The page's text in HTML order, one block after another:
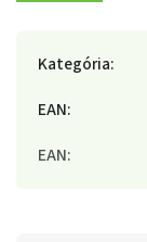
Kategória:
EAN:
EAN: